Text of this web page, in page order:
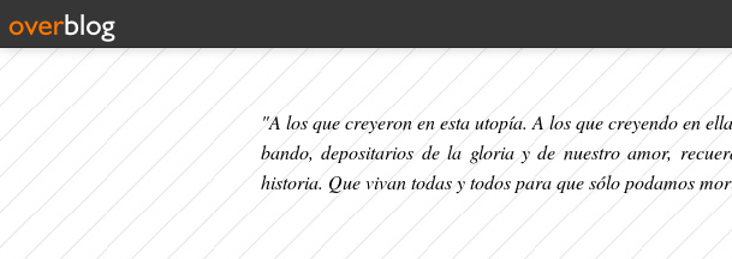
"A los que creyeron en esta utopía. A los que creyendo en
bando, depositarios de la gloria y de nuestro amor,
historia. Que vivan todas y todos para que sólo podamos